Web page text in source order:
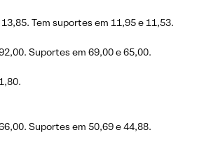
Tem suportes em 11,95 e 11,53.
Suportes em 69,00 e 65,00.
Suportes em 50,69 e 44,88.